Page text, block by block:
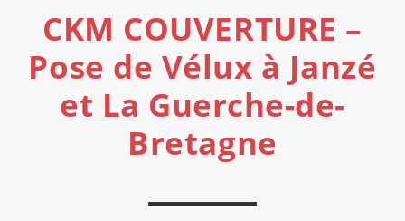
CKM COUVERTURE –
Pose de Vélux à Janzé
et La Guerche-de-
Bretagne